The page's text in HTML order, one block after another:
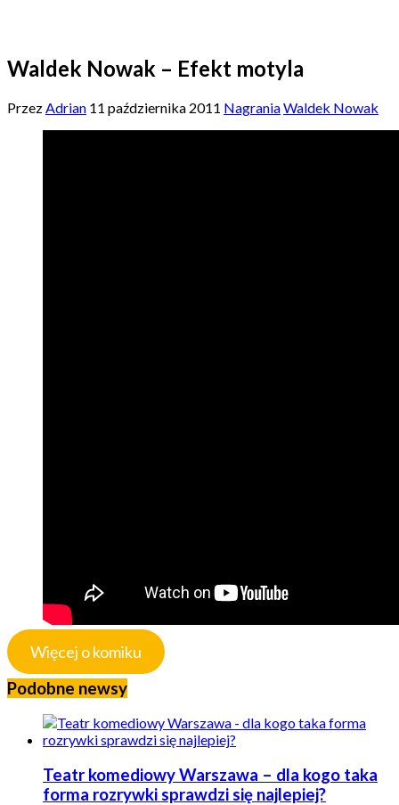
Waldek Nowak – Efekt motyla
PrzezAdrian 11 października 2011 NagraniaWaldek Nowak
Więcej o komiku
Podobne newsy
Teatr komediowy Warszawa – dla kogo taka
forma rozrywki sprawdzi się najlepiej?